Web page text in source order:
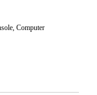
Computer